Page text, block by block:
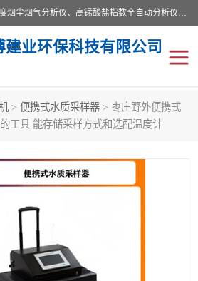
青岛路博环保公司主营：低浓度烟尘烟气分析仪、高锰酸盐指数全自动分析仪、便携式超声波明渠流量计、便携式水质采样器、恒温恒湿称重系统、手持式油烟检测仪等;是一家集环保科研、设计、生产、维护、销售和系统集成为一体的综合性高科技企业。路博人秉承"科学技术是第一生产力的重要理念，倡导环境友好型的生产、生活和消费方式。
建业环保科技有限公司
> 便携式水质采样器 > 枣庄野外便携式
工具 能存储采样方式和选配温度计
气体检测仪
手持式油烟检测仪
LB-7035油气回收